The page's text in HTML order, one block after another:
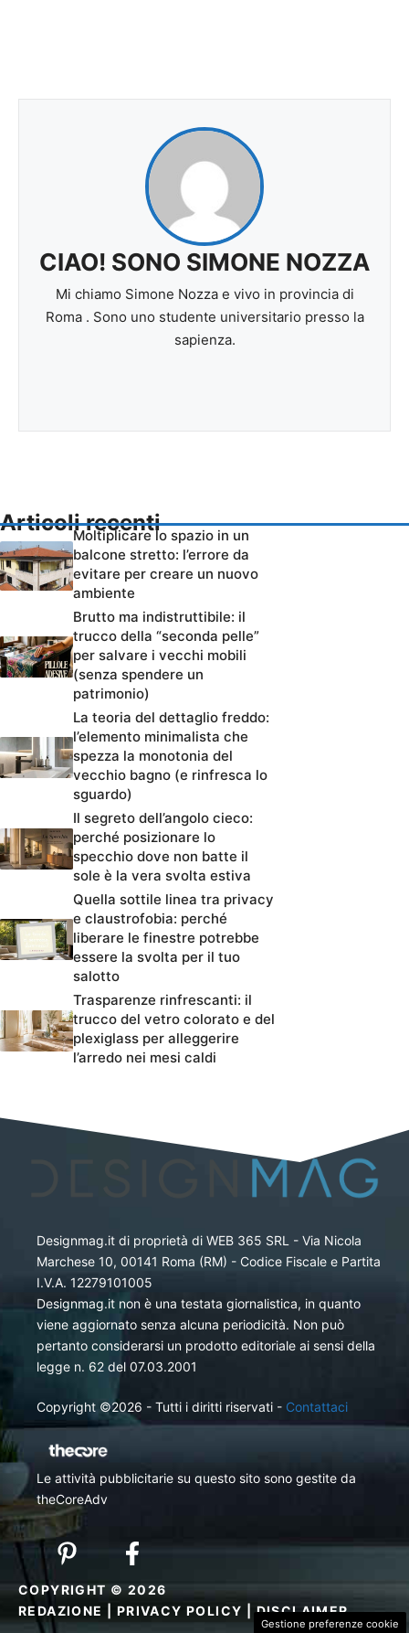
CIAO! SONO SIMONE NOZZA
Mi chiamo Simone Nozza e vivo in provincia di
Roma . Sono uno studente universitario presso la
sapienza.
Articoli recenti
Moltiplicare lo spazio in un
balcone stretto: l’errore da
evitare per creare un nuovo
ambiente
Brutto ma indistruttibile: il
trucco della “seconda pelle”
per salvare i vecchi mobili
(senza spendere un
patrimonio)
La teoria del dettaglio freddo:
l’elemento minimalista che
spezza la monotonia del
vecchio bagno (e rinfresca lo
sguardo)
Il segreto dell’angolo cieco:
perché posizionare lo
specchio dove non batte il
sole è la vera svolta estiva
Quella sottile linea tra privacy
e claustrofobia: perché
liberare le finestre potrebbe
essere la svolta per il tuo
salotto
Trasparenze rinfrescanti: il
trucco del vetro colorato e del
plexiglass per alleggerire
l’arredo nei mesi caldi
Designmag.it di proprietà di WEB 365 SRL - Via Nicola
Marchese 10, 00141 Roma (RM) - Codice Fiscale e Partita
I.V.A. 12279101005
Designmag.it non è una testata giornalistica, in quanto
viene aggiornato senza alcuna periodicità. Non può
pertanto considerarsi un prodotto editoriale ai sensi della
legge n. 62 del 07.03.2001
Copyright ©2026 - Tutti i diritti riservati - Contattaci
Le attività pubblicitarie su questo sito sono gestite da
theCoreAdv
COPYRIGHT © 2026
REDAZIONE
PRIVACY POLICY |DISCLAIMER
Gestione preferenze cookie